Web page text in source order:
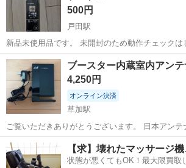
500円
戸田駅
新品未使用品です。 未開封のため動作チェックはし
スプロ電工製 BKLSJ1WKP 4K8K衛星放送対応
型プラグ-ストレートプラグ） NC.NRでお願い
埼玉 戸田市 戸田駅 テレビ
ブースター内蔵室内アンテ
4,250円
オンライン決済
草加駅
ご覧いただきありがとうございます。 日本アンテ
す。 ブースター内蔵の室内アンテナです。 1週間
た。 他サイトにも出品中のため、購入の際はコメ
いします。
埼玉 草加市 草加駅 テレビ
【求】壊れたマッサージ
状態が悪くてもOK！最大限買取